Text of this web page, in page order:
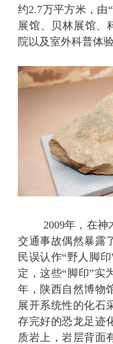
约2.7万平方米，由
展馆、贝林展馆、
院以及室外科普体验
2009年 ，在神
交通事故偶然暴露
民误认作“野人脚
定，这些“脚印”实
年，陕西自然博物
展开系统性的化石
存完好的恐龙足迹
质岩上，岩层背面